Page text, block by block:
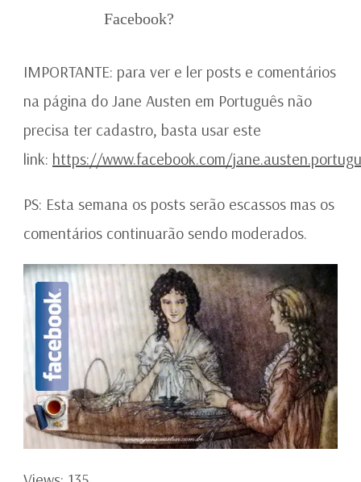
Facebook?
IMPORTANTE: para ver e ler posts e comentários
na página do Jane Austen em Português não
precisa ter cadastro, basta usar este
link: https://www.facebook.com/
PS: Esta semana os posts serão escassos mas os
comentários continuarão sendo moderados.